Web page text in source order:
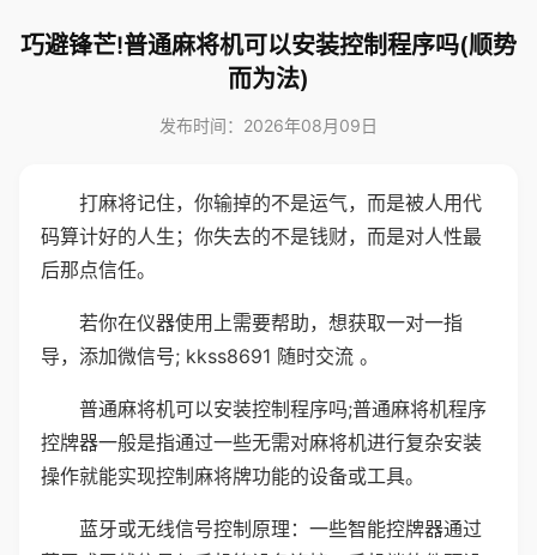
巧避锋芒!普通麻将机可以安装控制程序吗(顺势
而为法)
发布时间：2026年08月09日
打麻将记住，你输掉的不是运气，而是被人用代
码算计好的人生；你失去的不是钱财，而是对人性最
后那点信任。
若你在仪器使用上需要帮助，想获取一对一指
导，添加微信号; kkss8691 随时交流 。
普通麻将机可以安装控制程序吗;普通麻将机程序
控牌器一般是指通过一些无需对麻将机进行复杂安装
操作就能实现控制麻将牌功能的设备或工具。
蓝牙或无线信号控制原理：一些智能控牌器通过